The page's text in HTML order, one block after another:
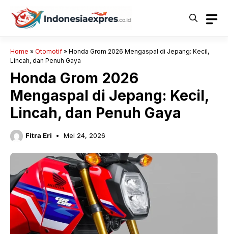
Langsung
Home » Otomotif » Honda Grom 2026 Mengaspal di Jepang: Kecil,
Lincah, dan Penuh Gaya
Honda Grom 2026
Mengaspal di Jepang: Kecil,
Lincah, dan Penuh Gaya
Fitra Eri Mei 24, 2026